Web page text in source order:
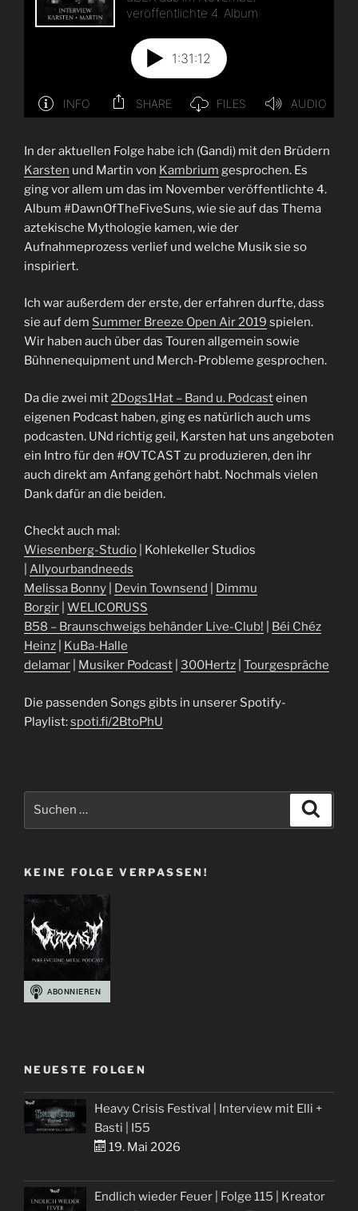
In der aktuellen Folge habe ich (Gandi) mit den Brüdern
Karsten und Martin von Kambrium gesprochen. Es
ging vor allem um das im November veröffentlichte 4.
Album #DawnOfTheFiveSuns, wie sie auf das Thema
aztekische Mythologie kamen, wie der
Aufnahmeprozess verlief und welche Musik sie so
inspiriert.
Ich war außerdem der erste, der erfahren durfte, dass
sie auf dem Summer Breeze Open Air 2019 spielen.
Wir haben auch über das Touren allgemein sowie
Bühnenequipment und Merch-Probleme gesprochen.
Da die zwei mit2Dogs1Hat – Band u. Podcasteinen
eigenen Podcast haben, ging es natürlich auch ums
podcasten. UNd richtig geil, Karsten hat uns angeboten
ein Intro für den #OVTCAST zu produzieren, den ihr
auch direkt am Anfang gehört habt. Nochmals vielen
Dank dafür an die beiden.
Checkt auch mal:
Wiesenberg-Studio | Kohlekeller Studios
Allyourbandneeds
Melissa Bonny
Devin Townsend
Dimmu
Borgir WELICORUSS
B58 – Braunschweigs behänder Live-Club!
Béi Chéz
Heinz
KuBa-Halle
delamar
Musiker Podcast 300Hertz Tourgespräche
Die passenden Songs gibts in unserer Spotify-
Playlist:spoti.fi/2BtoPhU
KEINE FOLGE VERPASSEN!
NEUESTE FOLGEN
Heavy Crisis Festival | Interview mit Elli +
Basti | I55
19. Mai 2026
Endlich wieder Feuer | Folge 115 | Kreator